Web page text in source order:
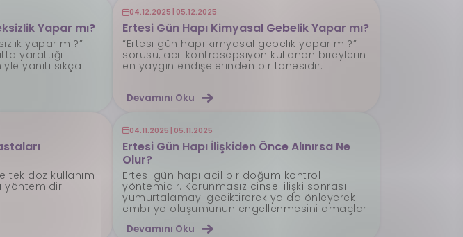
Yapar mı?
yapar mı?”
yarattığı
yanıtı sıkça
04.12.2025 | 05.12.2025
Ertesi Gün Hapı Kimyasal Gebelik Yapar mı?
“Ertesi gün hapı kimyasal gebelik yapar mı?”
sorusu, acil kontrasepsiyon kullanan bireylerin
en yaygın endişelerinden bir tanesidir.
Devamını Oku
tek doz kullanım
yöntemidir.
04.11.2025 | 05.11.2025
Ertesi Gün Hapı İlişkiden Önce Alınırsa Ne
Olur?
Ertesi gün hapı acil bir doğum kontrol
yöntemidir. Korunmasız cinsel ilişki sonrası
yumurtalamayı geciktirerek ya da önleyerek
embriyo oluşumunun engellenmesini amaçlar.
Devamını Oku